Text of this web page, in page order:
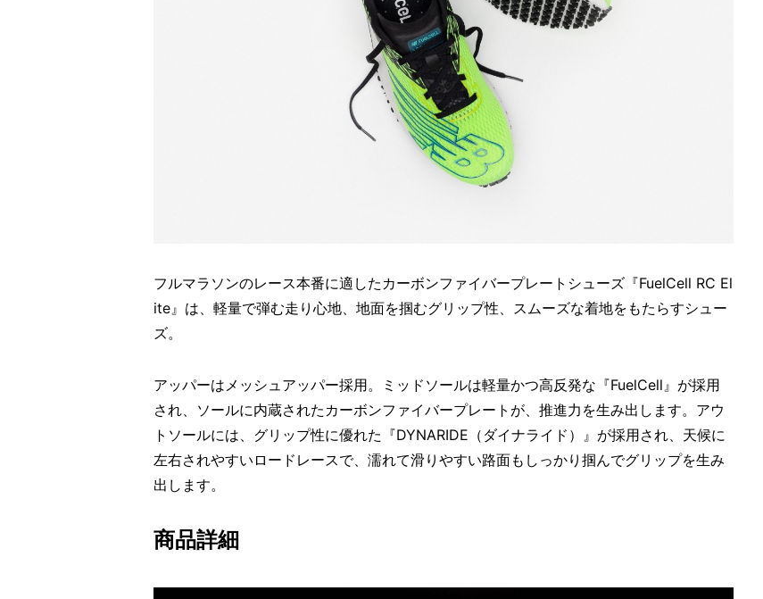
フルマラソンのレース本番に適したカーボンファイバープレートシューズ『FuelCell RC El
ite』は、軽量で弾む走り心地、地面を掴むグリップ性、スムーズな着地をもたらすシュー
ズ。
アッパーはメッシュアッパー採用。ミッドソールは軽量かつ高反発な『FuelCell』が採用
され、ソールに内蔵されたカーボンファイバープレートが、推進力を生み出します。アウ
トソールには、グリップ性に優れた『DYNARIDE（ダイナライド）』が採用され、天候に
左右されやすいロードレースで、濡れて滑りやすい路面もしっかり掴んでグリップを生み
出します。
商品詳細